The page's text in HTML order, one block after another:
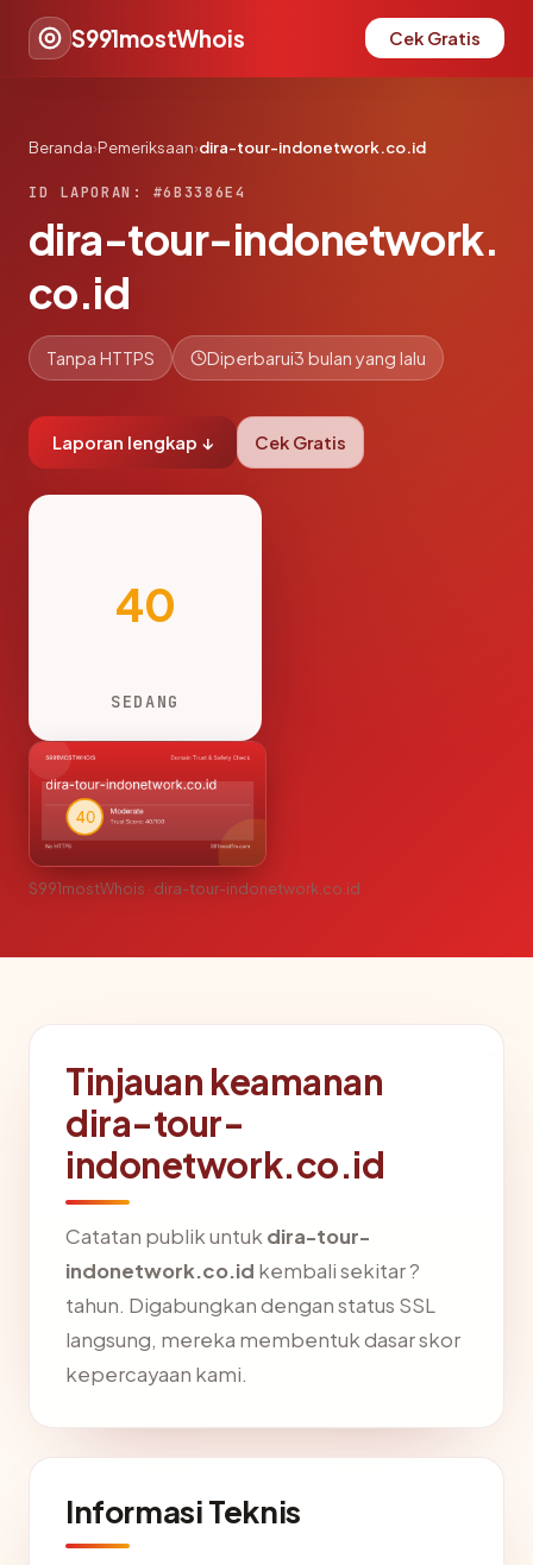
S991mostWhois Cek Gratis
Beranda›Pemeriksaan›dira-tour-indonetwork.co.id
ID LAPORAN: #6B3386E4
dira-tour-indonetwork.
co.id
Tanpa HTTPS Diperbarui3 bulan yang lalu
Laporan lengkap ↓ Cek Gratis
40
SEDANG
S991mostWhois · dira-tour-indonetwork.co.id
Tinjauan keamanan
dira-tour-
indonetwork.co.id
Catatan publik untuk dira-tour-
indonetwork.co.id kembali sekitar ?
tahun. Digabungkan dengan status SSL
langsung, mereka membentuk dasar skor
kepercayaan kami.
Informasi Teknis